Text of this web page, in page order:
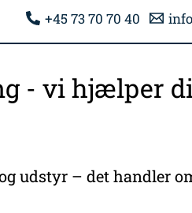
+45 73 70 70 40
- vi hjælper
udstyr – det handler